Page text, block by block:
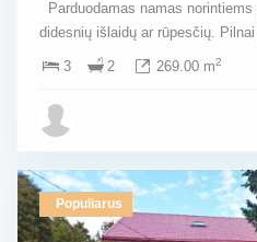
Parduodamas namas
didesnių išlaidų ar rūpesčių.
3 2 269.00 m2
Populiarus